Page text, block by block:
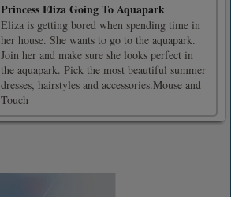
Princess Eliza Going To Aquapark
Eliza is getting bored when spending time in
her house. She wants to go to the aquapark.
Join her and make sure she looks perfect in
the aquapark. Pick the most beautiful summer
dresses, hairstyles and accessories.Mouse and
Touch